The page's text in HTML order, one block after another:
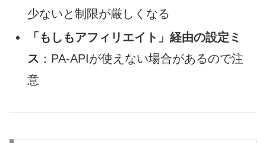
少ないと制限が厳しくなる
「もしもアフィリエイト」経由の設定ミ
ス ：PA-APIが使えない場合があるので注
意